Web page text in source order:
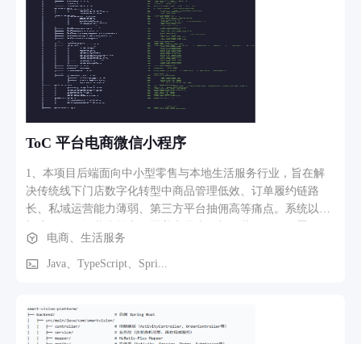
ToC 平台电商微信小程序
1、本项目后端面向中小型零售与本地生活服务行业，旨在解
决传统线下门店数字化转型中商品管理低效、订单履约链路
长、私域运营能力薄弱、第三方平台抽佣高等痛点。系统以多
员体系管理、订单全链路追踪与微信小程序端用户触达，业务
背景贴合餐饮、商超、社区团购等真实业态，帮助商家以较低
台脚手架，提供"用户—角色—菜单—权限"四级 RBAC 权限模
型（支持数据范围 / 按钮级权限码）、动态菜单路由、国际
电商、生活服务
Java、TypeScript、Spri...